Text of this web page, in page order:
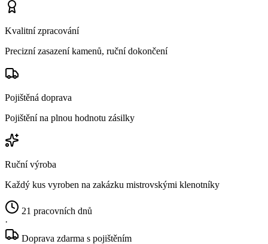
Kvalitní zpracování
Precizní zasazení kamenů, ruční dokončení
Pojištěná doprava
Pojištění na plnou hodnotu zásilky
Ruční výroba
Každý kus vyroben na zakázku mistrovskými klenotníky
21 pracovních dnů
·
Doprava zdarma s pojištěním